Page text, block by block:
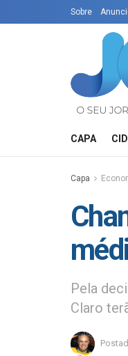
Sobre
CAPA
Capa
Pela
Claro